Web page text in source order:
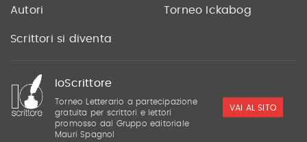
Autori Torneo Ickabog
Scrittori si diventa
IoScrittore
Torneo Letterario a partecipazione
gratuita per scrittori e lettori
promosso dal Gruppo editoriale
Mauri Spagnol
VAI AL SITO